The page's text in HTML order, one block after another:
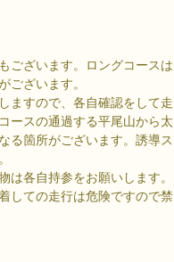
ございます。ロングコースは
ございます。
ますので、各自確認をして走
ースの通過する平尾山から太
る箇所がございます。誘導ス
は各自持参をお願いします。
しての走行は危険ですので禁